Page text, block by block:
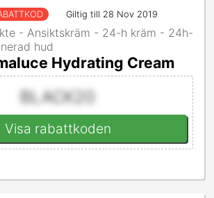
Giltig till 28 Nov 2019
- Ansiktskräm - 24-h kräm - 24h-
hud
Hydrating Cream
BLACK20
Visa rabattkoden